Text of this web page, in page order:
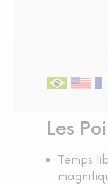
Les
Temps